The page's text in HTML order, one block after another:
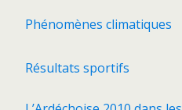
Phénomènes climatiques
Résultats sportifs